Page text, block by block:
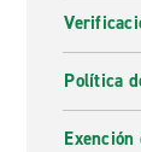
Política